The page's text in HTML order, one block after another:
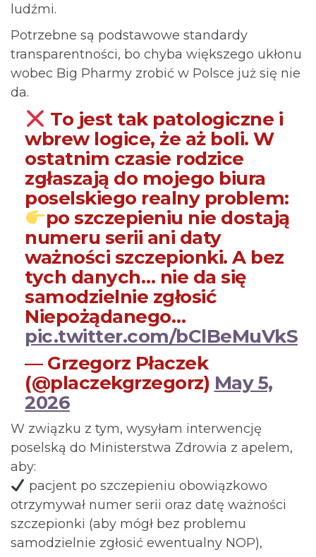
ludźmi.
Potrzebne są podstawowe standardy
transparentności, bo chyba większego ukłonu
wobec Big Pharmy zrobić w Polsce już się nie
da.
To jest tak patologiczne i
wbrew logice, że aż boli. W
ostatnim czasie rodzice
zgłaszają do mojego biura
poselskiego realny problem:
po szczepieniu nie dostają
numeru serii ani daty
ważności szczepionki. A bez
tych danych… nie da się
samodzielnie zgłosić
Niepożądanego…
pic.twitter.com/bClBeMuVkS
— Grzegorz Płaczek
(@placzekgrzegorz) May 5,
2026
W związku z tym, wysyłam interwencję
poselską do Ministerstwa Zdrowia z apelem,
aby:
pacjent po szczepieniu obowiązkowo
otrzymywał numer serii oraz datę ważności
szczepionki (aby mógł bez problemu
samodzielnie zgłosić ewentualny NOP),